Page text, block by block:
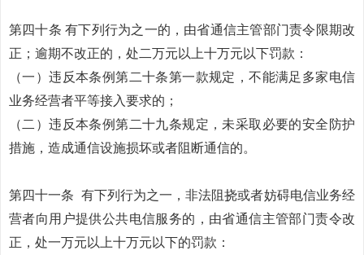
第四十条 有下列行为之一的，由省通信主管部门责令限期改
正；逾期不改正的，处二万元以上十万元以下罚款：
（一）违反本条例第二十条第一款规定，不能满足多家电信
业务经营者平等接入要求的；
（二）违反本条例第二十九条规定，未采取必要的安全防护
措施，造成通信设施损坏或者阻断通信的。
第四十一条 有下列行为之一，非法阻挠或者妨碍电信业务经
营者向用户提供公共电信服务的，由省通信主管部门责令改
正，处一万元以上十万元以下的罚款：